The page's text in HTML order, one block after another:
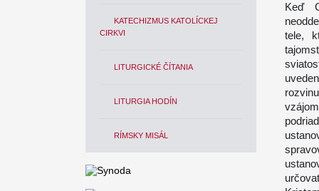
KATECHIZMUS KATOLÍCKEJ
CIRKVI
LITURGICKÉ ČÍTANIA
LITURGIA HODÍN
RÍMSKY MISÁL
Keď
tele,